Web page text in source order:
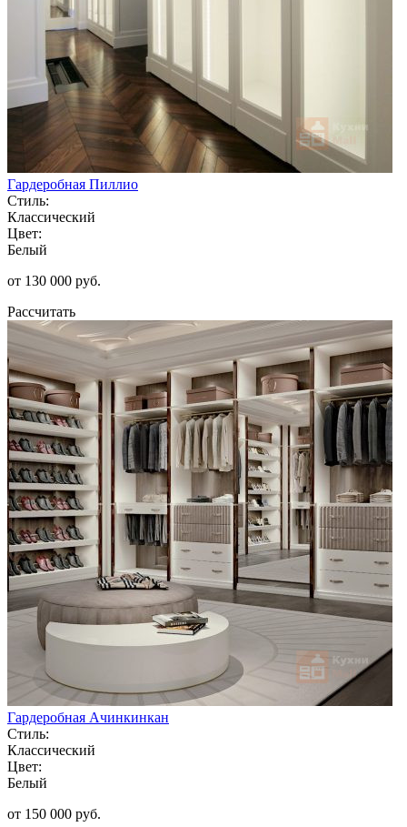
Гардеробная Пиллио
Стиль:
Классический
Цвет:
Белый
от 130 000 руб.
Рассчитать
Гардеробная Ачинкинкан
Стиль:
Классический
Цвет:
Белый
от 150 000 руб.